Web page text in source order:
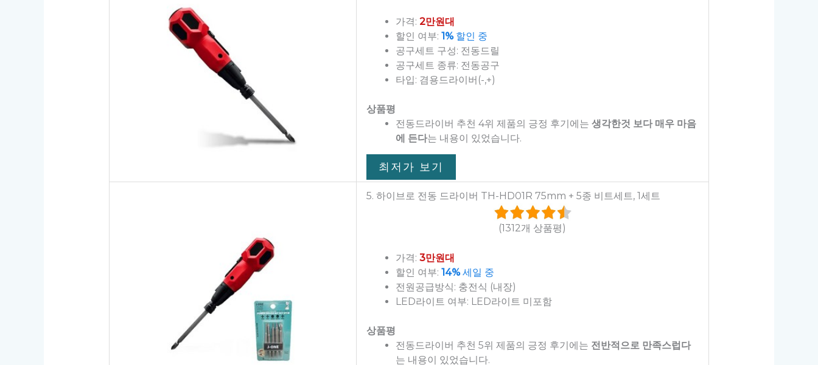
가격: 2만원대
할인 여부: 1%할인 중
공구세트 구성: 전동드릴
공구세트 종류: 전동공구
타입: 겸용드라이버(-,+)
상품평
전동드라이버 추천 4위 제품의 긍정 후기에는 생각한것 보다 매우 마음
에 든다는 내용이 있었습니다.
최저가 보기
5. 하이브로 전동 드라이버 TH-HD01R 75mm + 5종 비트세트, 1세트
(1312개 상품평)
가격: 3만원대
할인 여부: 14%세일 중
전원공급방식: 충전식 (내장)
LED라이트 여부: LED라이트 미포함
상품평
전동드라이버 추천 5위 제품의 긍정 후기에는 전반적으로 만족스럽다
는 내용이 있었습니다.